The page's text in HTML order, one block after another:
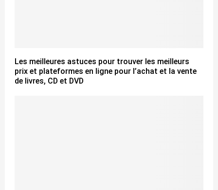
Les meilleures astuces pour trouver les meilleurs
prix et plateformes en ligne pour l’achat et la vente
de livres, CD et DVD